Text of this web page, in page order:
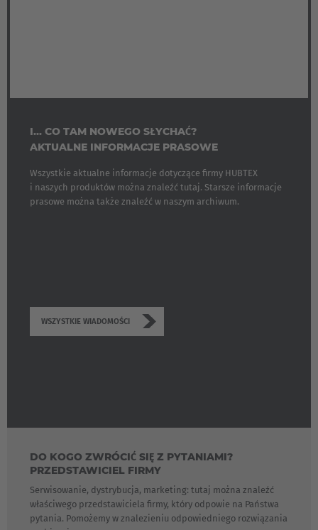
I... CO TAM NOWEGO SŁYCHAĆ?
AKTUALNE INFORMACJE PRASOWE
Wszystkie aktualne informacje dotyczące firmy HUBTEX
i naszych produktów można znaleźć tutaj. Starsze informacje
prasowe można także znaleźć w naszym archiwum.
WSZYSTKIE WIADOMOŚCI
DO KOGO ZWRÓCIĆ SIĘ Z PYTANIAMI?
PRZEDSTAWICIEL FIRMY
Serwisowanie, dystrybucja, marketing: tutaj można znaleźć
właściwego przedstawiciela firmy, który odpowie na Państwa
pytania. Pomożemy w znalezieniu odpowiedniego rozwiązania